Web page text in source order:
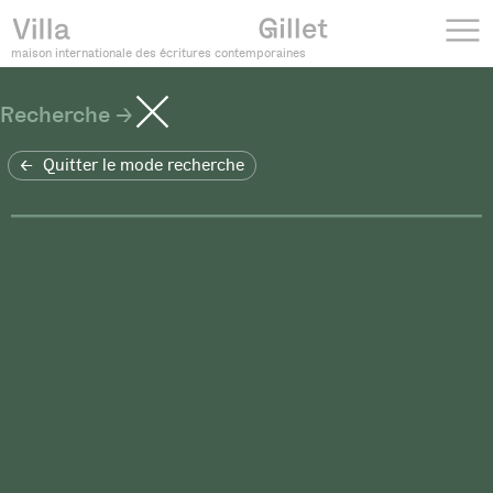
maison internationale des écritures contemporaines
Recherche
Quitter le mode recherche